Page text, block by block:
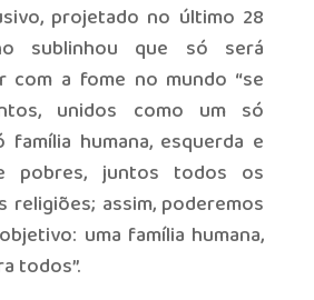
projetado no último 28
sublinhou que só será
com a fome no mundo “se
unidos como um só
família humana, esquerda e
pobres, juntos todos os
religiões; assim, poderemos
uma família humana,
todos”.